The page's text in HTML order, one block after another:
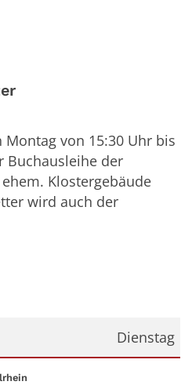
Montag von 15:30 Uhr bis
Buchausleihe der
Klostergebäude
wird auch der
Dienstag